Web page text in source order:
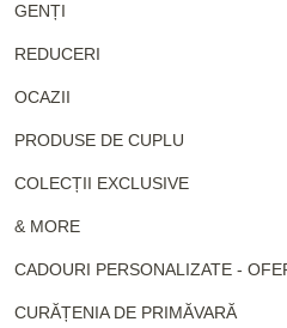
GENȚI
REDUCERI
OCAZII
PRODUSE DE CUPLU
COLECȚII EXCLUSIVE
& MORE
CADOURI PERSONALIZATE -
CURĂȚENIA DE PRIMĂVARĂ